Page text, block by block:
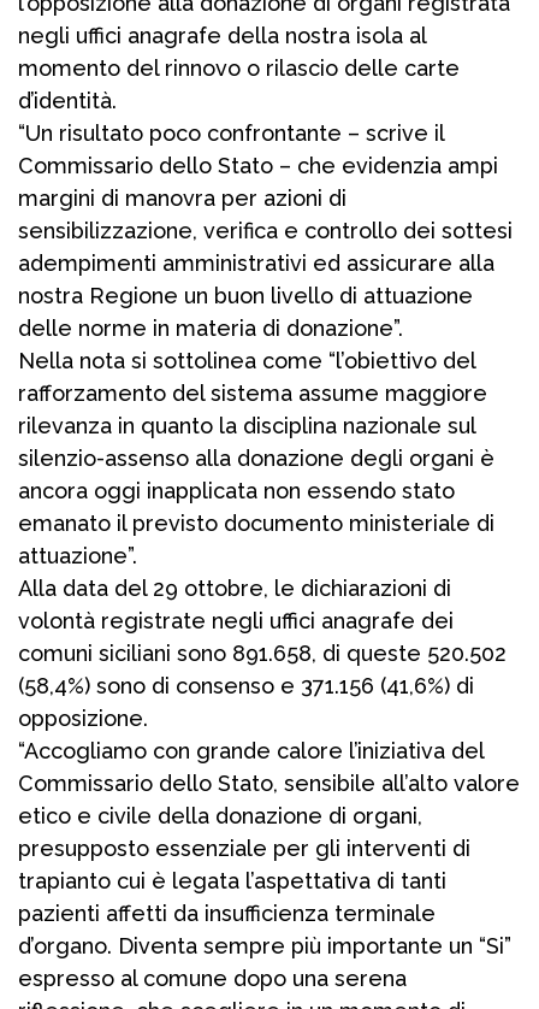
negli uffici anagrafe della nostra isola al
momento del rinnovo o rilascio delle carte
d’identità.
“Un risultato poco confrontante – scrive il
Commissario dello Stato – che evidenzia ampi
margini di manovra per azioni di
sensibilizzazione, verifica e controllo dei sottesi
adempimenti amministrativi ed assicurare alla
nostra Regione un buon livello di attuazione
delle norme in materia di donazione”.
Nella nota si sottolinea come “l’obiettivo del
rafforzamento del sistema assume maggiore
rilevanza in quanto la disciplina nazionale sul
silenzio-assenso alla donazione degli organi è
ancora oggi inapplicata non essendo stato
emanato il previsto documento ministeriale di
attuazione”.
Alla data del 29 ottobre, le dichiarazioni di
volontà registrate negli uffici anagrafe dei
comuni siciliani sono 891.658, di queste 520.502
(58,4%) sono di consenso e 371.156 (41,6%) di
opposizione.
“Accogliamo con grande calore l’iniziativa del
Commissario dello Stato, sensibile all’alto valore
etico e civile della donazione di organi,
presupposto essenziale per gli interventi di
trapianto cui è legata l’aspettativa di tanti
pazienti affetti da insufficienza terminale
d’organo. Diventa sempre più importante un “Si”
espresso al comune dopo una serena